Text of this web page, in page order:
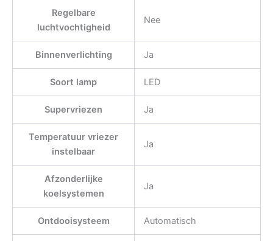
Regelbare
luchtvochtigheid
Nee
Binnenverlichting Ja
Soort lamp LED
Supervriezen Ja
Temperatuur vriezer
instelbaar
Ja
Afzonderlijke
koelsystemen
Ja
Ontdooisysteem Automatisch